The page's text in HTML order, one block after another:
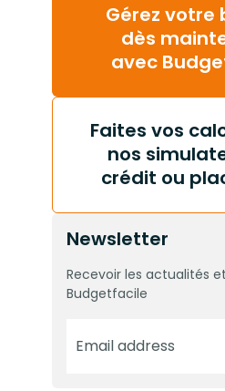
Gérez votre
dès
avec
Faites vos
nos
crédit ou
Newsletter
Recevoir les actualités
Budgetfacile